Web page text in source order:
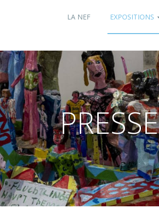
LA NEF EXPOSITIONS
PRESSE